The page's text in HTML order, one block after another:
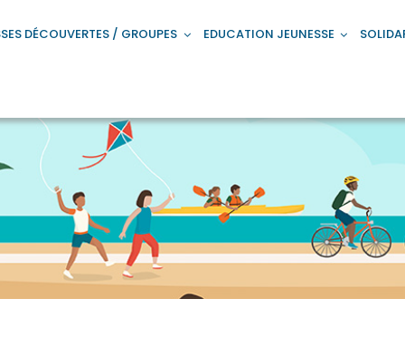
DÉCOUVERTES / GROUPES EDUCATION JEUNESSE